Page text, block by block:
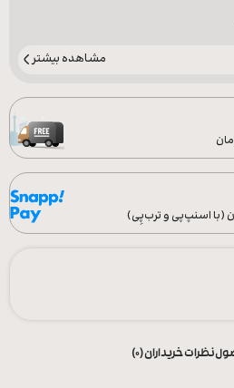
مشاهده بیشتر
نظرات خریداران (0)